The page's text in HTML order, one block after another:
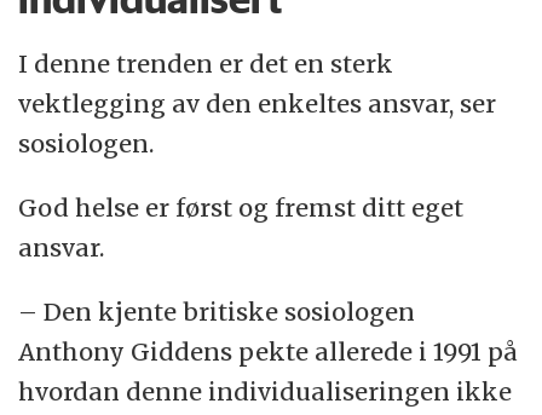
I denne trenden er det en sterk
vektlegging av den enkeltes ansvar, ser
sosiologen.
God helse er først og fremst ditt eget
ansvar.
– Den kjente britiske sosiologen
Anthony Giddens pekte allerede i 1991 på
hvordan denne individualiseringen ikke